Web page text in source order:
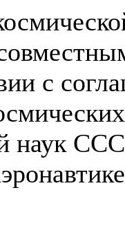
с
наук